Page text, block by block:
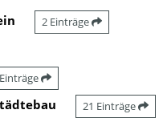
2 Einträge
21 Einträge